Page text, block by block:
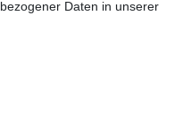
Daten in unserer